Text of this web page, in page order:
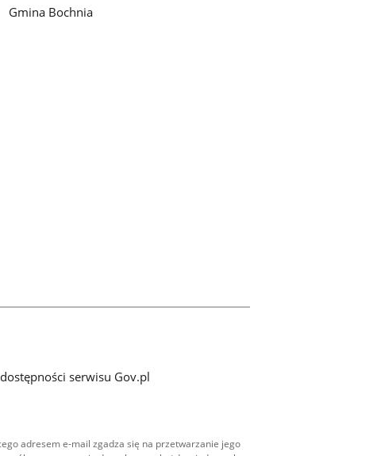
Gmina Bochnia
serwisu Gov.pl
adresem e-mail zgadza się na przetwarzanie jego